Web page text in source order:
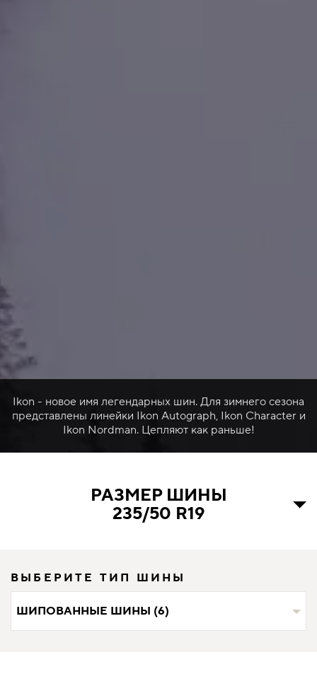
Ikon - новое имя легендарных шин. Для зимнего сезона
представлены линейки Ikon Autograph, Ikon Character и
Ikon Nordman. Цепляют как раньше!
РАЗМЕР ШИНЫ
235/50 R19
ВЫБЕРИТЕ ТИП ШИНЫ
ШИПОВАННЫЕ ШИНЫ (6)